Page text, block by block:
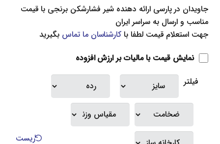
جاویدان در پارسی ارائه دهنده شیر فشارشکن برنجی با قیمت
مناسب و ارسال به سراسر ایران
جهت استعلام قیمت لطفا با کارشناسان ما تماس بگیرید
نمایش قیمت با مالیات بر ارزش افزوده
فیلتر
ریست